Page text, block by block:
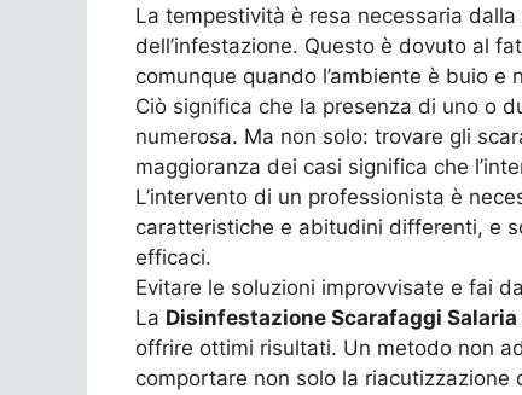
La tempestività è resa necessaria
dell’infestazione. Questo è dovuto al
comunque quando l’ambiente è buio e
Ciò significa che la presenza di uno o
numerosa. Ma non solo: trovare gli
maggioranza dei casi significa che
L’intervento di un professionista è
caratteristiche e abitudini differenti, e
efficaci.
Evitare le soluzioni improvvisate e fai
La Disinfestazione Scarafaggi Salaria
offrire ottimi risultati. Un metodo non
comportare non solo la